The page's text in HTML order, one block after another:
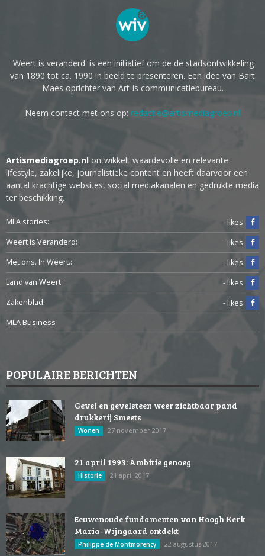
'Weert is veranderd' is een initiatief om de de stadsontwikkeling
van 1890 tot ca. 1990 in beeld te presenteren. Een idee van Bart
Maes oprichter van Art-is communicatiebureau.
Neem contact met ons op: redactie@artismediagroep.nl
Artismediagroep.nl ontwikkelt waardevolle en relevante
lifestyle, zakelijke, journalistieke content en heeft daarvoor een
aantal krachtige websites, social mediakanalen en gedrukte media
ter beschikking.
MLA stories:
- likes
Weert is Veranderd:
- likes
Met ons. In Weert.:
- likes
Land van Weert:
- likes
Zakenblad:
- likes
MLA Business
POPULAIRE BERICHTEN
Gevel en gevelsteen weer zichtbaar pand
drukkerij Smeets
Wonen 27 november 2017
21 april 1993: Ambitie genoeg
Historie 21 april 2017
Eeuwenoude fundamenten van Hoogh Kerk
Maria-Wijngaard ontdekt
Philippe de Montmorency 22 augustus 2017